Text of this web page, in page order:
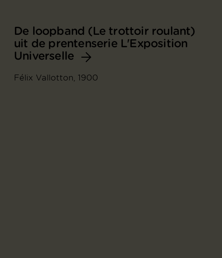
De loopband (Le trottoir roulant)
uit de prentenserie L'Exposition
Universelle
Félix Vallotton, 1900